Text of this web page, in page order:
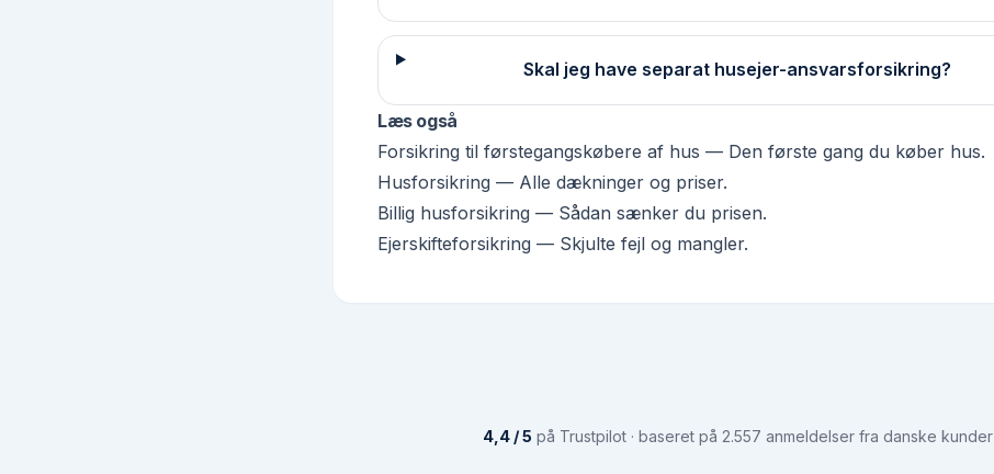
Skal jeg have separat husejer-ansvarsforsikring?
Læs også
Forsikring til førstegangskøbere af hus — Den første gang du køber hus.
Husforsikring — Alle dækninger og priser.
Billig husforsikring — Sådan sænker du prisen.
Ejerskifteforsikring — Skjulte fejl og mangler.
4,4 / 5 på Trustpilot · baseret på 2.557 anmeldelser fra danske kunder